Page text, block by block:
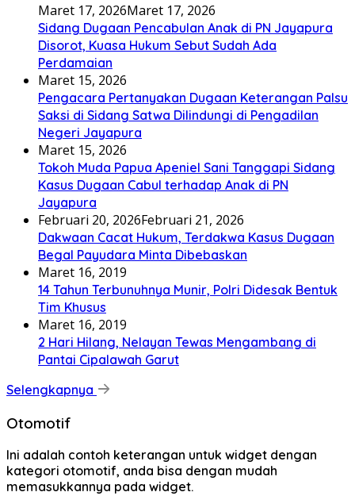
Maret 17, 2026Maret 17, 2026
Sidang Dugaan Pencabulan Anak di PN Jayapura
Disorot, Kuasa Hukum Sebut Sudah Ada
Perdamaian
Maret 15, 2026
Pengacara Pertanyakan Dugaan Keterangan Palsu
Saksi di Sidang Satwa Dilindungi di Pengadilan
Negeri Jayapura
Maret 15, 2026
Tokoh Muda Papua Apeniel Sani Tanggapi Sidang
Kasus Dugaan Cabul terhadap Anak di PN
Jayapura
Februari 20, 2026Februari 21, 2026
Dakwaan Cacat Hukum, Terdakwa Kasus Dugaan
Begal Payudara Minta Dibebaskan
Maret 16, 2019
14 Tahun Terbunuhnya Munir, Polri Didesak Bentuk
Tim Khusus
Maret 16, 2019
2 Hari Hilang, Nelayan Tewas Mengambang di
Pantai Cipalawah Garut
Selengkapnya
Otomotif
Ini adalah contoh keterangan untuk widget dengan
kategori otomotif, anda bisa dengan mudah
memasukkannya pada widget.